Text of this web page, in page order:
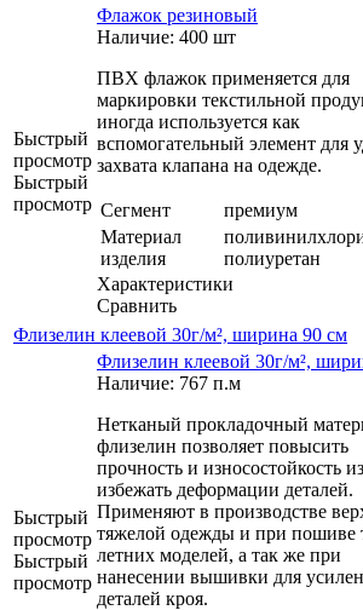
Быстрый
просмотр
Быстрый
просмотр
Флажок резиновый
Наличие: 400 шт
ПВХ флажок применяется для
маркировки текстильной
иногда используется как
вспомогательный элемент для
захвата клапана на одежде.
Сегмент
премиум
Материал
изделия
полиуретан
Характеристики
Сравнить
Флизелин клеевой 30г/м², ширина 90 см
Быстрый
просмотр
Быстрый
просмотр
Флизелин клеевой 30г/м²,
Наличие: 767 п.м
Нетканый прокладочный
флизелин позволяет повысить
прочность и износостойкость
избежать деформации деталей.
Применяют в производстве
тяжелой одежды и при пошиве
летних моделей, а так же при
нанесении вышивки для
деталей кроя.